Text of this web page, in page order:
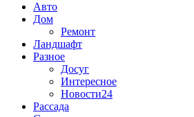
Авто
Дом
Ремонт
Ландшафт
Разное
Досуг
Интересное
Новости24
Рассада